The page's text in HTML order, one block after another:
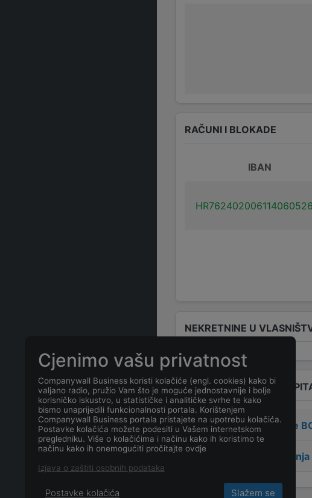
RAČUNI I BLOKADE
IBAN
NEKRETNINE U
ČESTO POSTAVLJENA
Koja je adresa tvrtke
Koji je datum
Cjenimo vašu privatnost
Companywall Business koristi kolačiće (engl. cookies) kako bi
valjano radio, pružio Vam što je moguće jednostavnije i bolje
korisničko iskustvo, u statističke i analitičke svrhe te kako
bismo unaprijedili funkcionalnosti portala. Korištenjem
Companywall Business portala pristajete na upotrebu kolačića.
Postavke kolačića možete podesiti u Vašem internetskom
pregledniku. Više o kolačićima i načinu kako ih koristimo te
načinu kako ih onemogućiti pročitajte ovdje
Izjava o zaštiti osobnih podataka
Postavke kolačića Slažem se